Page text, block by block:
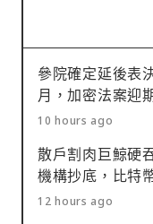
參院確定延後表
月，加密法案迎
10 hours ago
散戶割肉巨鯨硬
機構抄底，比特
12 hours ago